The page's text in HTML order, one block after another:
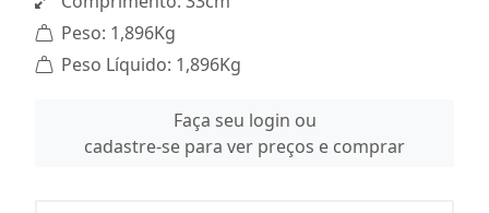
Peso: 1,896Kg
Peso Líquido: 1,896Kg
Faça seu login ou
cadastre-se para ver preços e comprar